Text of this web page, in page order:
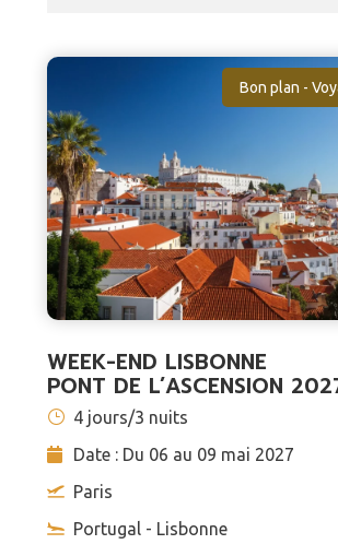
Bon plan -
WEEK-END LISBONNE
PONT DE L’ASCENSION
4 jours/3 nuits
Date : Du 06 au 09 mai 2027
Paris
Portugal - Lisbonne